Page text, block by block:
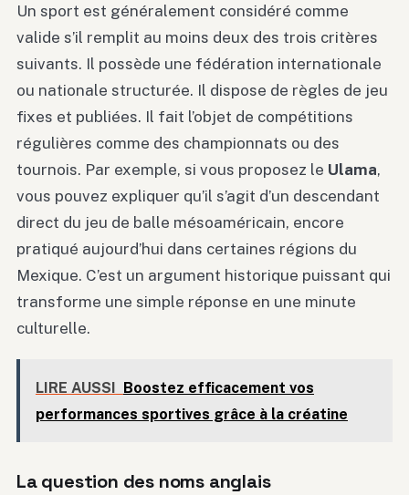
Un sport est généralement considéré comme
valide s’il remplit au moins deux des trois critères
suivants. Il possède une fédération internationale
ou nationale structurée. Il dispose de règles de jeu
fixes et publiées. Il fait l’objet de compétitions
régulières comme des championnats ou des
tournois. Par exemple, si vous proposez le Ulama,
vous pouvez expliquer qu’il s’agit d’un descendant
direct du jeu de balle mésoaméricain, encore
pratiqué aujourd’hui dans certaines régions du
Mexique. C’est un argument historique puissant qui
transforme une simple réponse en une minute
culturelle.
LIRE AUSSI Boostez efficacement vos
performances sportives grâce à la créatine
La question des noms anglais